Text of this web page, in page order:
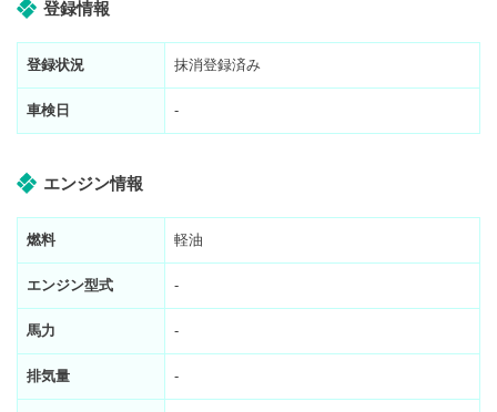
登録情報
登録状況 抹消登録済み
車検日 -
エンジン情報
燃料 軽油
エンジン型式 -
馬力 -
排気量 -